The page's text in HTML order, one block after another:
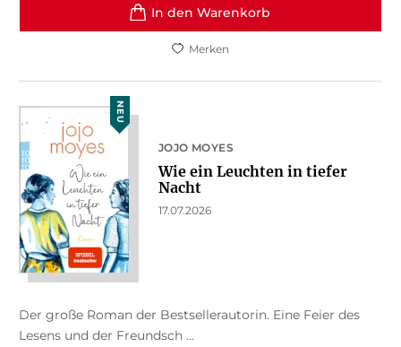
In den Warenkorb
Merken
NEU
JOJO MOYES
Wie ein Leuchten in tiefer
Nacht
17.07.2026
Der große Roman der Bestsellerautorin. Eine Feier des
Lesens und der Freundsch ...